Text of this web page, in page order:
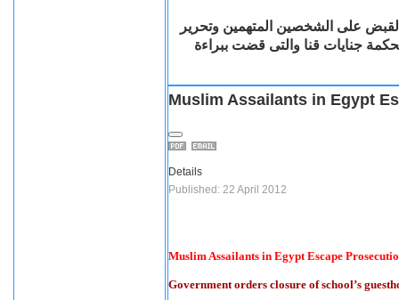
على الشخصين المتهمين وتحرير
محكمة جنايات قنا والتى قضت ببراءة
Muslim Assailants in Egypt
Details
Published: 22 April 2012
Muslim Assailants in Egypt Escape
Government orders closure of school’s